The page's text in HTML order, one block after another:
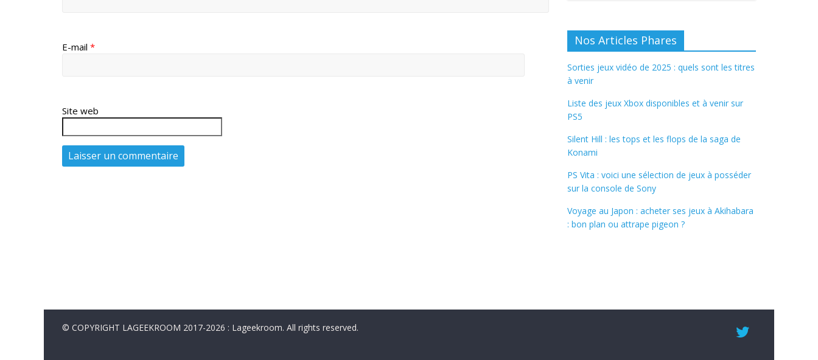
E-mail *
Site web
Nos Articles Phares
Sorties jeux vidéo de 2025 : quels sont les titres
à venir
Liste des jeux Xbox disponibles et à venir sur
PS5
Silent Hill : les tops et les flops de la saga de
Konami
PS Vita : voici une sélection de jeux à posséder
sur la console de Sony
Voyage au Japon : acheter ses jeux à Akihabara
: bon plan ou attrape pigeon ?
© COPYRIGHT LAGEEKROOM 2017-2026 : Lageekroom. All rights reserved.